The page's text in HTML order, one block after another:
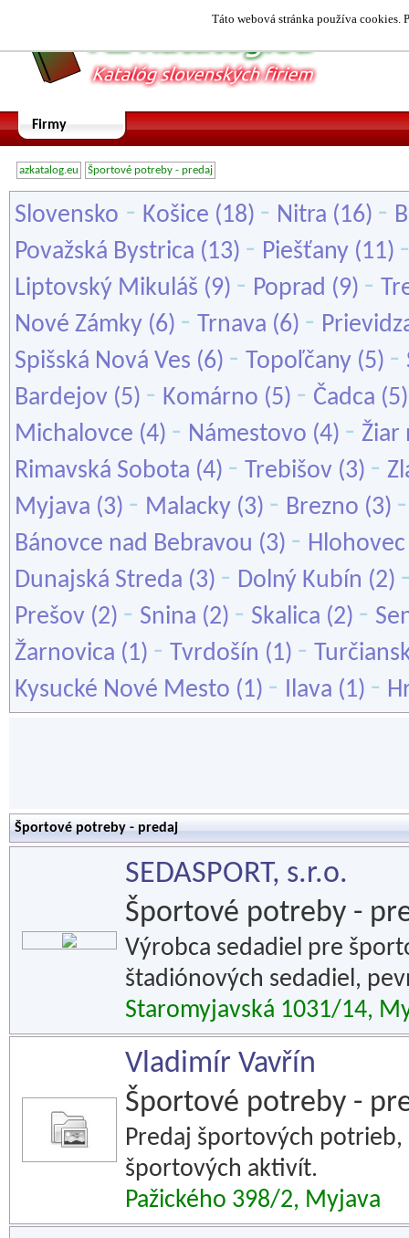
Táto webová stránka používa cookies.
Firmy
azkatalog.eu Športové potreby - predaj
Slovensko - Košice (18) - Nitra (16) -
Považská Bystrica (13) - Piešťany (11)
Liptovský Mikuláš (9) - Poprad (9) -
Nové Zámky (6) - Trnava (6) -
Spišská Nová Ves (6) - Topoľčany (5) -
Bardejov (5) - Komárno (5) - Čadca
Michalovce (4) - Námestovo (4) - Žiar
Rimavská Sobota (4) - Trebišov (3) -
Myjava (3) - Malacky (3) - Brezno (3)
Bánovce nad Bebravou (3) - Hlohovec
Dunajská Streda (3) - Dolný Kubín (2)
Prešov (2) - Snina (2) - Skalica (2) -
Žarnovica (1) - Tvrdošín (1) -
Kysucké Nové Mesto (1) - Ilava (1) -
Športové potreby - predaj
SEDASPORT, s.r.o.
Športové potreby -
Výrobca sedadiel pre
štadiónových sedadiel,
Staromyjavská 1031/14,
Vladimír Vavřín
Športové potreby -
Predaj športových
športových aktivít.
Pažického 398/2, Myjava